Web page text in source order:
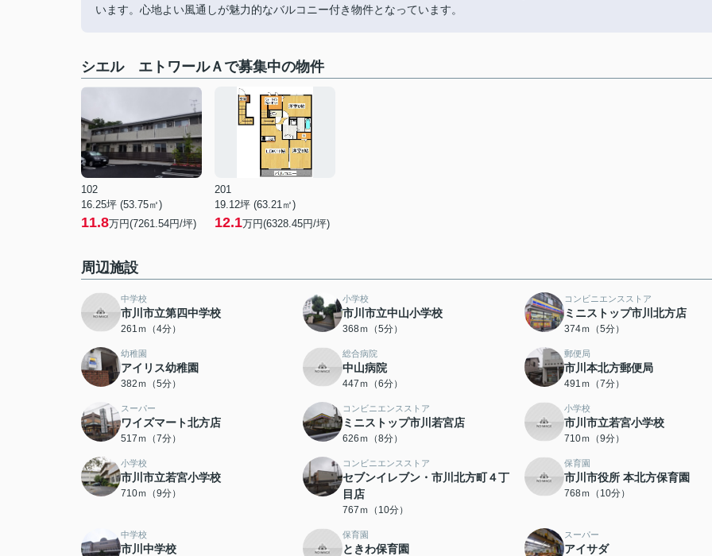
います。心地よい風通しが魅力的なバルコニー付き物件となっています。
シエル エトワールＡで募集中の物件
102
16.25坪 (53.75㎡)
11.8万円(7261.54円/坪)
201
19.12坪 (63.21㎡)
12.1万円(6328.45円/坪)
周辺施設
中学校
市川市立第四中学校
261ｍ（4分）
小学校
市川市立中山小学校
368ｍ（5分）
コンビニエンスストア
ミニストップ市川北方店
374ｍ（5分）
幼稚園
アイリス幼稚園
382ｍ（5分）
総合病院
中山病院
447ｍ（6分）
郵便局
市川本北方郵便局
491ｍ（7分）
スーパー
ワイズマート北方店
517ｍ（7分）
コンビニエンスストア
ミニストップ市川若宮店
626ｍ（8分）
小学校
市川市立若宮小学校
710ｍ（9分）
小学校
市川市立若宮小学校
710ｍ（9分）
コンビニエンスストア
セブンイレブン・市川北方町４丁
目店
767ｍ（10分）
保育園
市川市役所 本北方保育園
768ｍ（10分）
中学校
市川中学校
保育園
ときわ保育園
スーパー
アイサダ